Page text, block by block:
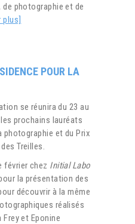
de photographie et de
plus]
POUR LA
se réunira du 23 au
prochains lauréats
photographie et du Prix
Treilles.
février chez Initial Labo
la présentation des
découvrir à la même
réalisés
Frey et Eponine